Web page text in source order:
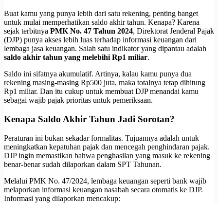
Buat kamu yang punya lebih dari satu rekening, penting banget
untuk mulai memperhatikan saldo akhir tahun. Kenapa? Karena
sejak terbitnya PMK No. 47 Tahun 2024, Direktorat Jenderal Pajak
(DJP) punya akses lebih luas terhadap informasi keuangan dari
lembaga jasa keuangan. Salah satu indikator yang dipantau adalah
saldo akhir tahun yang melebihi Rp1 miliar.
Saldo ini sifatnya akumulatif. Artinya, kalau kamu punya dua
rekening masing-masing Rp500 juta, maka totalnya tetap dihitung
Rp1 miliar. Dan itu cukup untuk membuat DJP menandai kamu
sebagai wajib pajak prioritas untuk pemeriksaan.
Kenapa Saldo Akhir Tahun Jadi Sorotan?
Peraturan ini bukan sekadar formalitas. Tujuannya adalah untuk
meningkatkan kepatuhan pajak dan mencegah penghindaran pajak.
DJP ingin memastikan bahwa penghasilan yang masuk ke rekening
benar-benar sudah dilaporkan dalam SPT Tahunan.
Melalui PMK No. 47/2024, lembaga keuangan seperti bank wajib
melaporkan informasi keuangan nasabah secara otomatis ke DJP.
Informasi yang dilaporkan mencakup: